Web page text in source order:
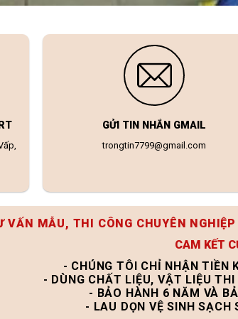
GỬI TIN NHẮN GMAIL
trongtin7799@gmail.com
VẤN MẪU, THI CÔNG CHUYÊN
CAM KẾT
- CHÚNG TÔI CHỈ NHẬN TIỀN
- DÙNG CHẤT LIỆU, VẬT LIỆU
- BẢO HÀNH 6 NĂM VÀ
- LAU DỌN VỆ SINH SẠCH